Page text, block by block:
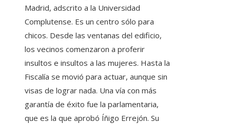
Madrid, adscrito a la Universidad
Complutense. Es un centro sólo para
chicos. Desde las ventanas del edificio,
los vecinos comenzaron a proferir
insultos e insultos a las mujeres. Hasta la
Fiscalía se movió para actuar, aunque sin
visas de lograr nada. Una vía con más
garantía de éxito fue la parlamentaria,
que es la que aprobó Íñigo Errejón. Su